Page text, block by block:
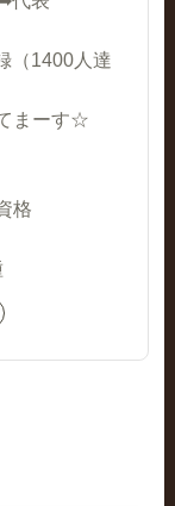
（1400人達
まーす☆
格